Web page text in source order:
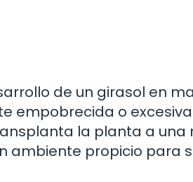
de un girasol en
empobrecida o
la planta a una
ambiente propicio para